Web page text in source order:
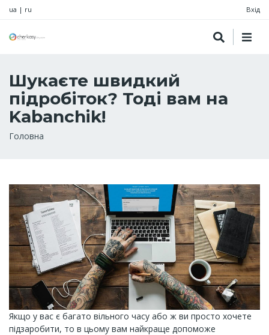
ua | ru Вхід
Шукаєте швидкий
підробіток? Тоді вам на
Kabanchik!
Рядок
Головна
Якщо у вас є багато вільного часу або ж ви просто хочете
підзаробити, то в цьому вам найкраще допоможе